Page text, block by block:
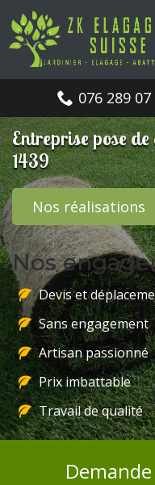
076 289 07
Entreprise pose
1439
Nos réalisations
Nos
Devis et
Sans engagement
Artisan passionné
Prix imbattable
Travail de qualité